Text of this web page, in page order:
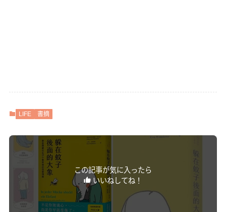
LIFE 書摘
この記事が気に入ったら
いいねしてね！